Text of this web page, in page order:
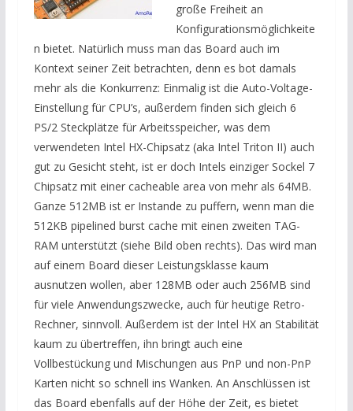
große Freiheit an
Konfigurationsmöglichkeite
n bietet. Natürlich muss man das Board auch im
Kontext seiner Zeit betrachten, denn es bot damals
mehr als die Konkurrenz: Einmalig ist die Auto-Voltage-
Einstellung für CPU’s, außerdem finden sich gleich 6
PS/2 Steckplätze für Arbeitsspeicher, was dem
verwendeten Intel HX-Chipsatz (aka Intel Triton II) auch
gut zu Gesicht steht, ist er doch Intels einziger Sockel 7
Chipsatz mit einer cacheable area von mehr als 64MB.
Ganze 512MB ist er Instande zu puffern, wenn man die
512KB pipelined burst cache mit einen zweiten TAG-
RAM unterstützt (siehe Bild oben rechts). Das wird man
auf einem Board dieser Leistungsklasse kaum
ausnutzen wollen, aber 128MB oder auch 256MB sind
für viele Anwendungszwecke, auch für heutige Retro-
Rechner, sinnvoll. Außerdem ist der Intel HX an Stabilität
kaum zu übertreffen, ihn bringt auch eine
Vollbestückung und Mischungen aus PnP und non-PnP
Karten nicht so schnell ins Wanken. An Anschlüssen ist
das Board ebenfalls auf der Höhe der Zeit, es bietet